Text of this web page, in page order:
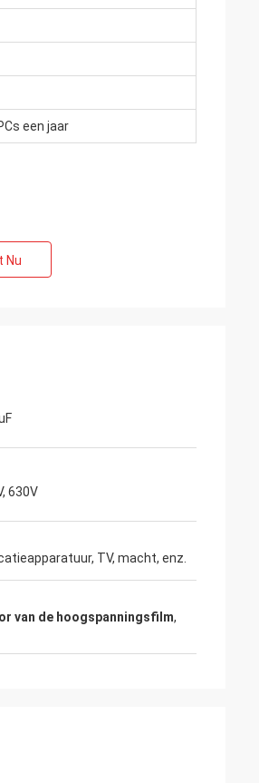
een jaar
Nu
630V
TV, macht, enz.
van de hoogspanningsfilm,